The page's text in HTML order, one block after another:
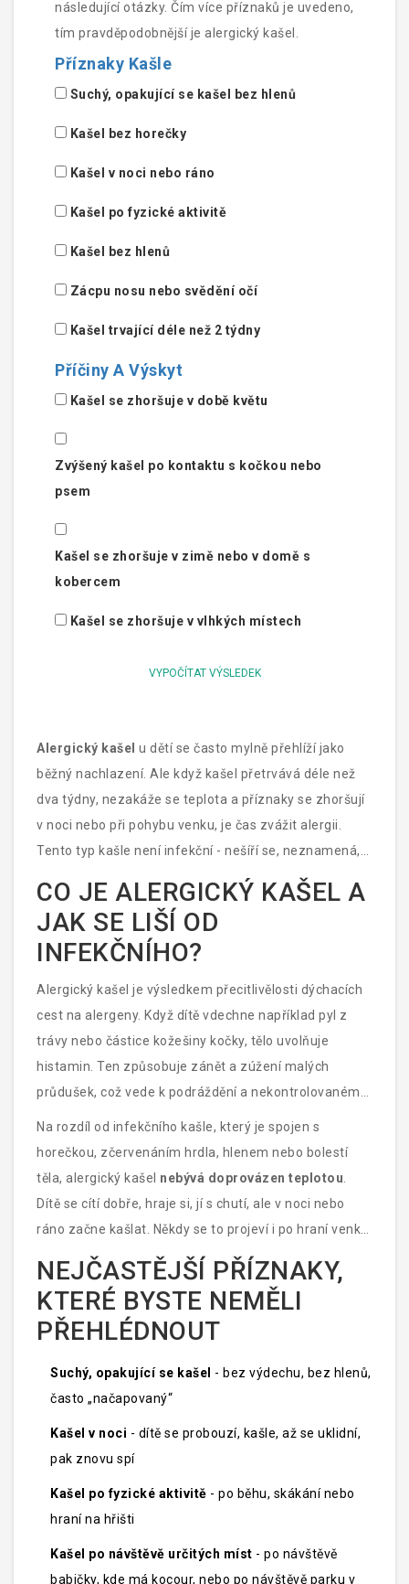
následující otázky. Čím více příznaků je uvedeno,
tím pravděpodobnější je alergický kašel.
Příznaky Kašle
Suchý, opakující se kašel bez hlenů
Kašel bez horečky
Kašel v noci nebo ráno
Kašel po fyzické aktivitě
Kašel bez hlenů
Zácpu nosu nebo svědění očí
Kašel trvající déle než 2 týdny
Příčiny A Výskyt
Kašel se zhoršuje v době květu
Zvýšený kašel po kontaktu s kočkou nebo
psem
Kašel se zhoršuje v zimě nebo v domě s
kobercem
Kašel se zhoršuje v vlhkých místech
VYPOČÍTAT VÝSLEDEK
Alergický kašel u dětí se často mylně přehlíží jako
běžný nachlazení. Ale když kašel přetrvává déle než
dva týdny, nezakáže se teplota a příznaky se zhoršují
v noci nebo při pohybu venku, je čas zvážit alergii.
Tento typ kašle není infekční - nešíří se, neznamená,
že dítě má slabý imunitní systém. Je to odpověď těla
na něco, co je ve vzduchu - prach, pyl, zvířecí srst nebo
plísně.
CO JE ALERGICKÝ KAŠEL A
JAK SE LIŠÍ OD
INFEKČNÍHO?
Alergický kašel je výsledkem přecitlivělosti dýchacích
cest na alergeny. Když dítě vdechne například pyl z
trávy nebo částice kožešiny kočky, tělo uvolňuje
histamin. Ten způsobuje zánět a zúžení malých
průdušek, což vede k podráždění a nekontrolovanému
kašli. Tento kašel je suchý, zvonivý, často se ozývá
jako „hřmotný“ nebo „křečovitý“.
Na rozdíl od infekčního kašle, který je spojen s
horečkou, zčervenáním hrdla, hlenem nebo bolestí
těla, alergický kašel nebývá doprovázen teplotou.
Dítě se cítí dobře, hraje si, jí s chutí, ale v noci nebo
ráno začne kašlat. Někdy se to projeví i po hraní venku,
po návštěvě zahrádky nebo po příjezdu do domu, kde
je mnoho prachu.
NEJČASTĚJŠÍ PŘÍZNAKY,
KTERÉ BYSTE NEMĚLI
PŘEHLÉDNOUT
Suchý, opakující se kašel - bez výdechu, bez hlenů,
často „načapovaný“
Kašel v noci - dítě se probouzí, kašle, až se uklidní,
pak znovu spí
Kašel po fyzické aktivitě - po běhu, skákání nebo
hraní na hřišti
Kašel po návštěvě určitých míst - po návštěvě
babičky, kde má kocour, nebo po návštěvě parku v